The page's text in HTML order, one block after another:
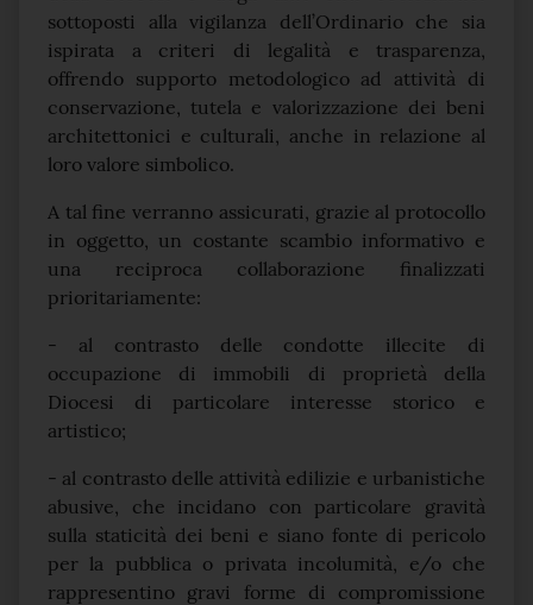
sottoposti alla vigilanza dell’Ordinario che sia
ispirata a criteri di legalità e trasparenza,
offrendo supporto metodologico ad attività di
conservazione, tutela e valorizzazione dei beni
architettonici e culturali, anche in relazione al
loro valore simbolico.
A tal fine verranno assicurati, grazie al protocollo
in oggetto, un costante scambio informativo e
una reciproca collaborazione finalizzati
prioritariamente:
- al contrasto delle condotte illecite di
occupazione di immobili di proprietà della
Diocesi di particolare interesse storico e
artistico;
- al contrasto delle attività edilizie e urbanistiche
abusive, che incidano con particolare gravità
sulla staticità dei beni e siano fonte di pericolo
per la pubblica o privata incolumità, e/o che
rappresentino gravi forme di compromissione